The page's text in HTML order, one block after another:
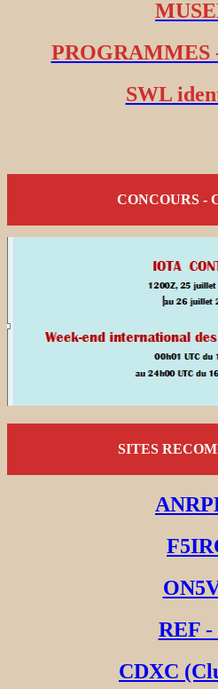
SWL
CONCOURS -
SITES
REF -
CDXC